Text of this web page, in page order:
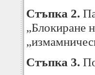
Стъпка 2.
„Блокиране
Стъпка 3.